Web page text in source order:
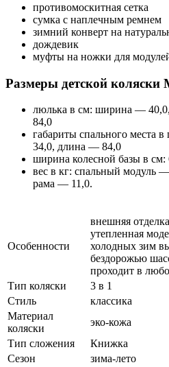
противомоскитная сетка
сумка с наплечным ремнем
зимний конверт на
дождевик
муфты на ножки для
Размеры детской коляски
люлька в см: ширина —
84,0
габариты спального места
34,0, длина — 84,0
ширина колесной базы в см:
вес в кг: спальный модуль
рама — 11,0.
Особенности
внешняя
утепленная
холодных зим
бездорожью
проходит в
Тип коляски
3 в 1
Стиль
классика
Материал
коляски
эко-кожа
Тип сложения
Книжка
Сезон
зима-лето